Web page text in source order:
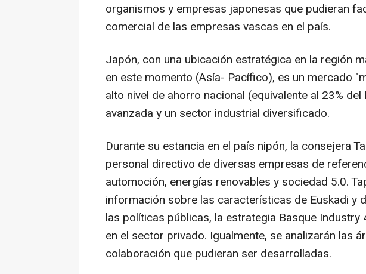
organismos y empresas japonesas que pudieran
comercial de las empresas vascas en el país.
Japón, con una ubicación estratégica en la región
en este momento (Asía- Pacífico), es un mercado
alto nivel de ahorro nacional (equivalente al 23%
avanzada y un sector industrial diversificado.
Durante su estancia en el país nipón, la consejera
personal directivo de diversas empresas de
automoción, energías renovables y sociedad 5.0.
información sobre las características de Euskadi y
las políticas públicas, la estrategia Basque Industry
en el sector privado. Igualmente, se analizarán las
colaboración que pudieran ser desarrolladas.